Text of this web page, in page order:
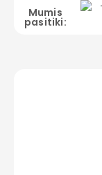
Mumis
pasitiki: